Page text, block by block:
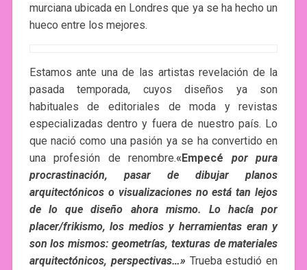
murciana ubicada en Londres que ya se ha hecho un
hueco entre los mejores.
Estamos ante una de las artistas revelación de la
pasada temporada, cuyos diseños ya son
habituales de editoriales de moda y revistas
especializadas dentro y fuera de nuestro país. Lo
que nació como una pasión ya se ha convertido en
una profesión de renombre.«Empecé por pura
procrastinación, pasar de dibujar planos
arquitectónicos o visualizaciones no está tan lejos
de lo que diseño ahora mismo. Lo hacía por
placer/frikismo, los medios y herramientas eran y
son los mismos: geometrías, texturas de materiales
arquitectónicos, perspectivas…» Trueba estudió en